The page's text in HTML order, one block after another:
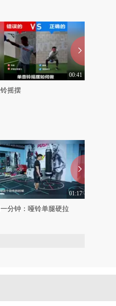
00:41
摇摆
01:17
分钟：哑铃单腿硬拉